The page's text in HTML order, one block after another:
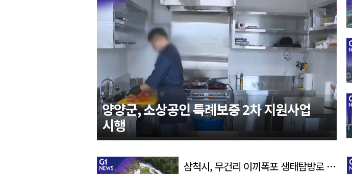
양양군, 소상공인 특례보증 2차 지원사업
시행
삼척시, 무건리 이끼폭포 생태탐방로 전면 통제